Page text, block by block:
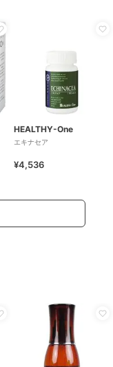
HEALTHY-One
エキナセア
¥4,536